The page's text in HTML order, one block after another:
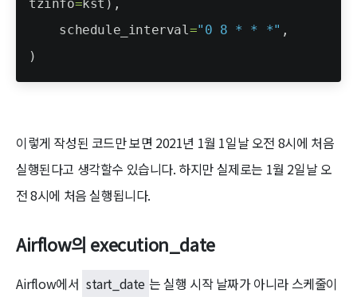
이렇게 작성된 코드만 보면 2021년 1월 1일날 오전 8시에 처음
실행된다고 생각할수 있습니다. 하지만 실제로는 1월 2일날 오
전 8시에 처음 실행됩니다.
Airflow의 execution_date
Airflow에서 start_date 는 실행 시작 날짜가 아니라 스케줄이